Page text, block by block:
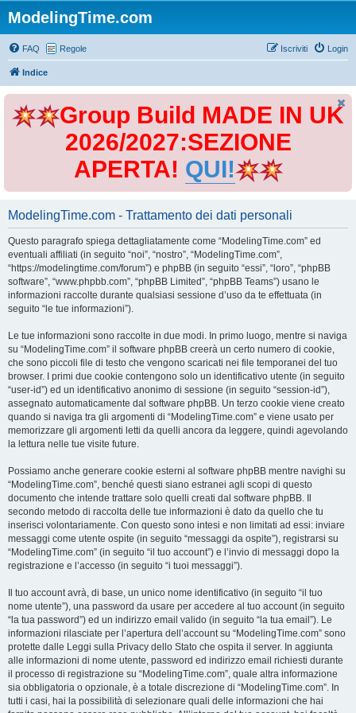
ModelingTime.com
FAQ Regole Login
Iscriviti
Indice
Group Build MADE IN UK
2026/2027:SEZIONE
APERTA! QUI!
ModelingTime.com - Trattamento dei dati personali
Questo paragrafo spiega dettagliatamente come “ModelingTime.com” ed
eventuali affiliati (in seguito “noi”, “nostro”, “ModelingTime.com”,
“https://modelingtime.com/forum”) e phpBB (in seguito “essi”, “loro”, “phpBB
software”, “www.phpbb.com”, “phpBB Limited”, “phpBB Teams”) usano le
informazioni raccolte durante qualsiasi sessione d’uso da te effettuata (in
seguito “le tue informazioni”).
Le tue informazioni sono raccolte in due modi. In primo luogo, mentre si naviga
su “ModelingTime.com” il software phpBB creerà un certo numero di cookie,
che sono piccoli file di testo che vengono scaricati nei file temporanei del tuo
browser. I primi due cookie contengono solo un identificativo utente (in seguito
“user-id”) ed un identificativo anonimo di sessione (in seguito “session-id”),
assegnato automaticamente dal software phpBB. Un terzo cookie viene creato
quando si naviga tra gli argomenti di “ModelingTime.com” e viene usato per
memorizzare gli argomenti letti da quelli ancora da leggere, quindi agevolando
la lettura nelle tue visite future.
Possiamo anche generare cookie esterni al software phpBB mentre navighi su
“ModelingTime.com”, benché questi siano estranei agli scopi di questo
documento che intende trattare solo quelli creati dal software phpBB. Il
secondo metodo di raccolta delle tue informazioni è dato da quello che tu
inserisci volontariamente. Con questo sono intesi e non limitati ad essi: inviare
messaggi come utente ospite (in seguito “messaggi da ospite”), registrarsi su
“ModelingTime.com” (in seguito “il tuo account”) e l’invio di messaggi dopo la
registrazione e l’accesso (in seguito “i tuoi messaggi”).
Il tuo account avrà, di base, un unico nome identificativo (in seguito “il tuo
nome utente”), una password da usare per accedere al tuo account (in seguito
“la tua password”) ed un indirizzo email valido (in seguito “la tua email”). Le
informazioni rilasciate per l’apertura dell’account su “ModelingTime.com” sono
protette dalle Leggi sulla Privacy dello Stato che ospita il server. In aggiunta
alle informazioni di nome utente, password ed indirizzo email richiesti durante
il processo di registrazione su “ModelingTime.com”, quale altra informazione
sia obbligatoria o opzionale, è a totale discrezione di “ModelingTime.com”. In
tutti i casi, hai la possibilità di selezionare quali delle informazioni che hai